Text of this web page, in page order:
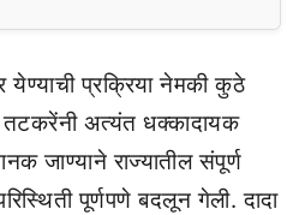
प्रक्रिया नेमकी कुठे
अत्यंत धक्कादायक
जाण्याने राज्यातील संपूर्ण
पूर्णपणे बदलून गेली. दादा